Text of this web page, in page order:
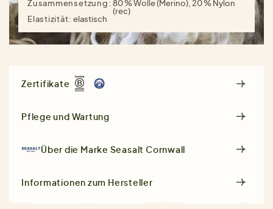
Zusammensetzung:80 % Wolle (Merino), 20 % Nylon
(rec)
Elastizität:elastisch
Zertifikate
Pflege und Wartung
Über die Marke Seasalt Cornwall
Informationen zum Hersteller